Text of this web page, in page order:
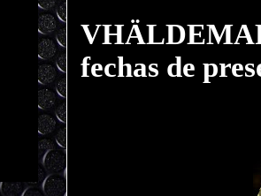
fechas de